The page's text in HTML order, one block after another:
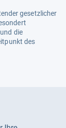
gesetzlicher
die
des